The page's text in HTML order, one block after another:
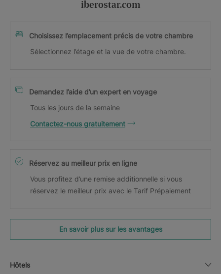
iberostar.com
Choisissez l’emplacement précis de votre chambre
Sélectionnez l’étage et la vue de votre chambre.
Demandez l’aide d’un expert en voyage
Tous les jours de la semaine
Contactez-nous gratuitement
Réservez au meilleur prix en ligne
Vous profitez d’une remise additionnelle si vous
réservez le meilleur prix avec le Tarif Prépaiement
En savoir plus sur les avantages
Hôtels